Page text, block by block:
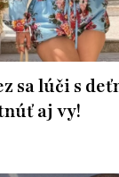
sa lúči s
aj vy!